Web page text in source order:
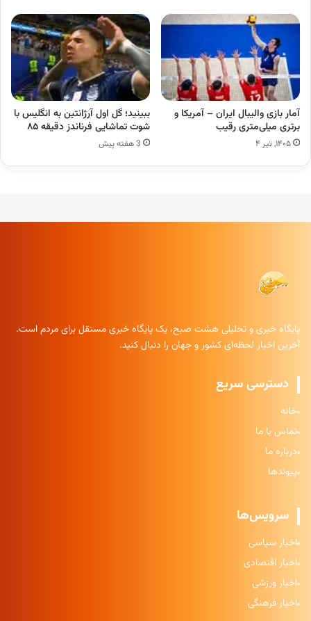
آمار بازی والیبال ایران – آمریکا و
برتری میلی‌متری رقیب
۱۴۰۵, تیر ۴
ببینید؛ گل اول آرژانتین به انگلیس با
شوت تماشایی فرناندز دقیقه ۸۵
3 هفته پیش
پایگاه خبری و تحلیلی هشت صبح، یک پایگاه خبری مستقل برای مردم است.
آخرین اخبار لحظه‌ای کشور و جهان را دنبال کنید.
دسترسی سریع
خانه
تماس با ما
درباره ما
پیوندها
سرویس‌ها
اخبار سیاسی
اخبار اقتصادی
اخبار ورزشی
اخبار فرهنگی